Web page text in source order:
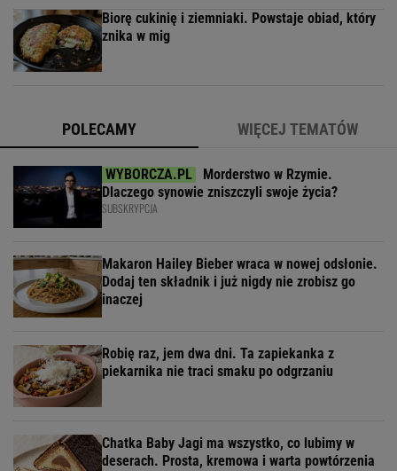
Biorę cukinię i ziemniaki. Powstaje obiad, który
znika w mig
POLECAMY WIĘCEJ TEMATÓW
Morderstwo w Rzymie.
Dlaczego synowie zniszczyli swoje życia?
SUBSKRYPCJA
Makaron Hailey Bieber wraca w nowej odsłonie.
Dodaj ten składnik i już nigdy nie zrobisz go
inaczej
Robię raz, jem dwa dni. Ta zapiekanka z
piekarnika nie traci smaku po odgrzaniu
Chatka Baby Jagi ma wszystko, co lubimy w
deserach. Prosta, kremowa i warta powtórzenia